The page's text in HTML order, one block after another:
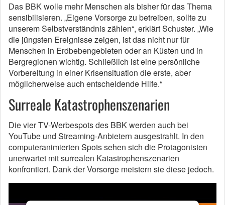
Das BBK wolle mehr Menschen als bisher für das Thema
sensibilisieren. „Eigene Vorsorge zu betreiben, sollte zu
unserem Selbstverständnis zählen“, erklärt Schuster. „Wie
die jüngsten Ereignisse zeigen, ist das nicht nur für
Menschen in Erdbebengebieten oder an Küsten und in
Bergregionen wichtig. Schließlich ist eine persönliche
Vorbereitung in einer Krisensituation die erste, aber
möglicherweise auch entscheidende Hilfe.“
Surreale Katastrophenszenarien
Die vier TV-Werbespots des BBK werden auch bei
YouTube und Streaming-Anbietern ausgestrahlt. In den
computeranimierten Spots sehen sich die Protagonisten
unerwartet mit surrealen Katastrophenszenarien
konfrontiert. Dank der Vorsorge meistern sie diese jedoch.